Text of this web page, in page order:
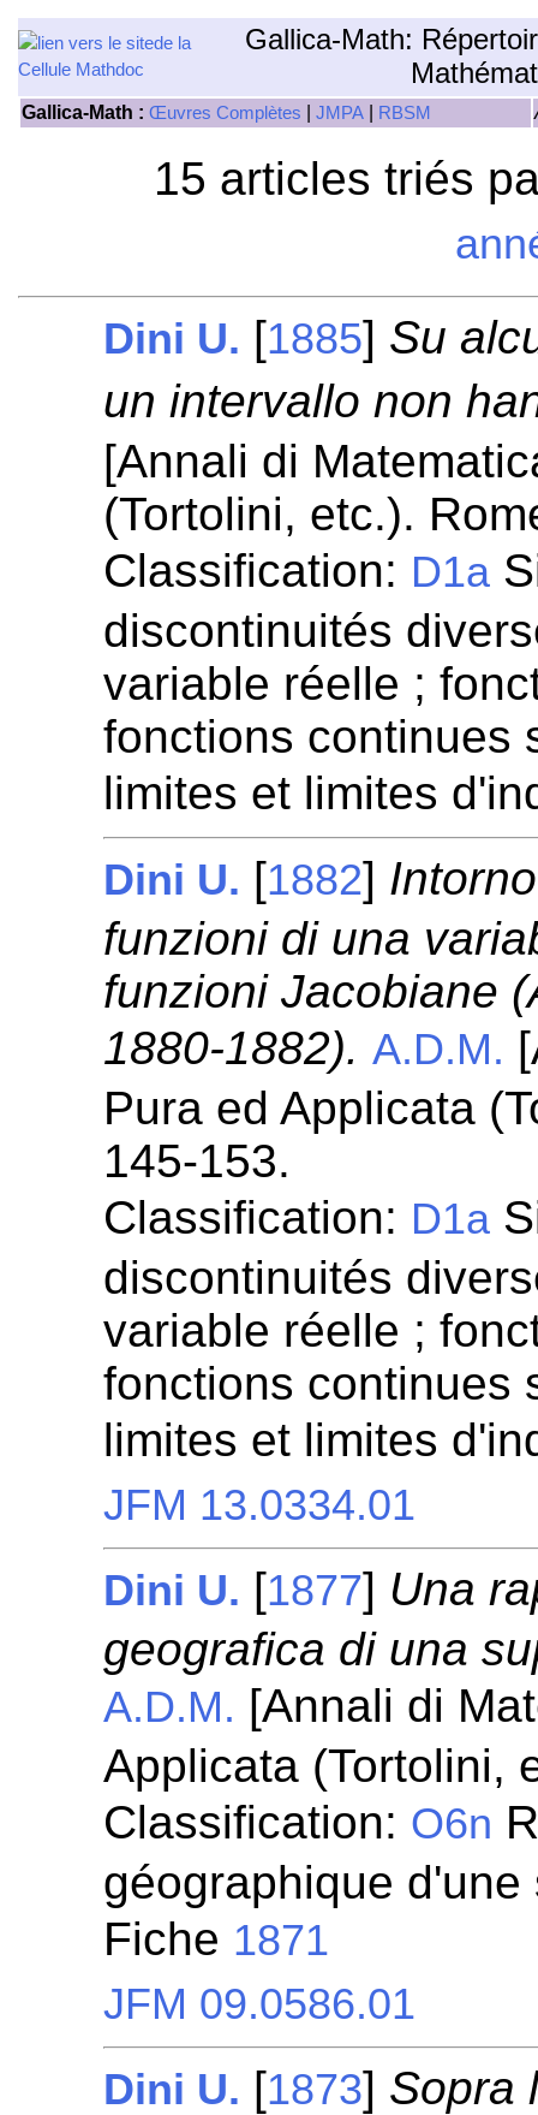
Gallica-Math:
Gallica-Math : Œuvres Complètes JMPA RBSM
15 articles triés
Dini U. [1885] Su
un intervallo non
[Annali di
(Tortolini, etc.).
Classification: D1a
discontinuités
variable réelle ;
fonctions continues
limites et limites
Dini U. [1882]
funzioni di una
funzioni Jacobiane
1880-1882). A.D.M.
Pura ed Applicata
145-153.
Classification: D1a
discontinuités
variable réelle ;
fonctions continues
limites et limites
JFM 13.0334.01
Dini U. [1877] Una
geografica di una
A.D.M. [Annali di
Applicata (Tortolini,
Classification: O6n
géographique
Fiche 1871
JFM 09.0586.01
Dini U. [1873] Sopra